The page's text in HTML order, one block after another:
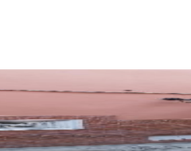
ambiance, prix, durée.